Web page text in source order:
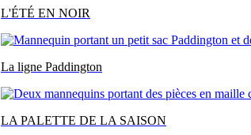
L'ÉTÉ EN NOIR
La ligne Paddington
LA PALETTE DE LA SAISON